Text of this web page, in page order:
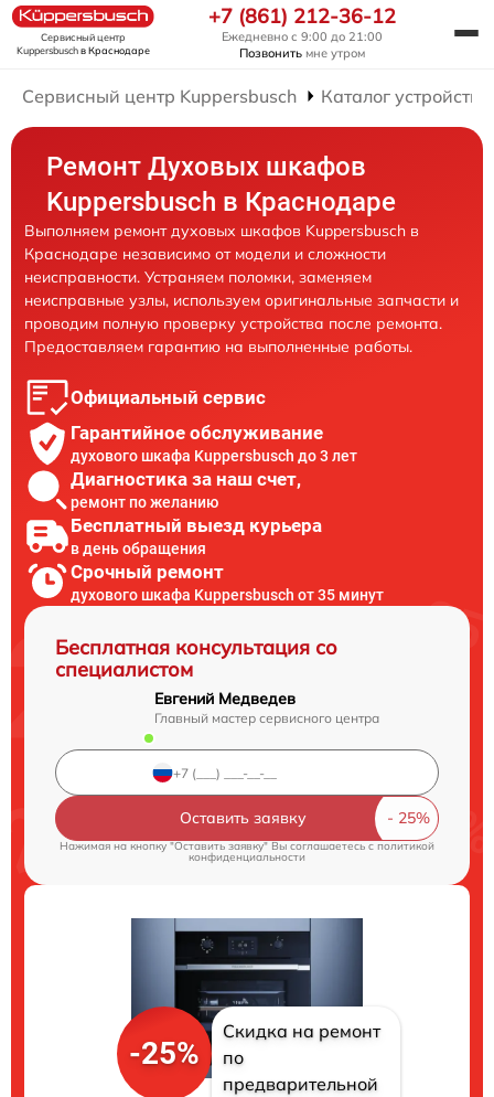
Сервисный центр
Kuppersbuschв Краснодаре
+7 (861) 212-36-12
Ежедневно с 9:00 до 21:00
Позвонить мне утром
Сервисный центр Kuppersbusch Каталог устройств
Ремонт Духовых шкафов
Kuppersbusch в Краснодаре
Выполняем ремонт духовых шкафов Kuppersbusch в
Краснодаре независимо от модели и сложности
неисправности. Устраняем поломки, заменяем
неисправные узлы, используем оригинальные запчасти и
проводим полную проверку устройства после ремонта.
Предоставляем гарантию на выполненные работы.
Официальный сервис
Гарантийное обслуживание
духового шкафа Kuppersbusch до 3 лет
Диагностика за наш счет,
ремонт по желанию
Бесплатный выезд курьера
в день обращения
Срочный ремонт
духового шкафа Kuppersbusch от 35 минут
Бесплатная консультация со
специалистом
Евгений Медведев
Главный мастер сервисного центра
Оставить заявку
Нажимая на кнопку "Оставить заявку" Вы соглашаетесь cполитикой
конфиденциальности
-25%
Скидка на ремонт
по
предварительной